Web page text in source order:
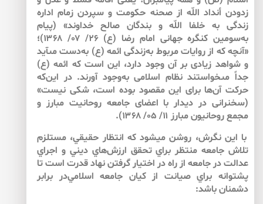
زدودن أنداد اللّه‏ از صحنه ‏حكومت و سپردن زمام اداره
‏زندگى به ‌خلفا اللّه و بندگان صالح خداوند» (پيام
به‌سومين كنگره جهانى امام رضا (ع) ۲۶/ ۰۷/ ۱۳۶۸)؛
«آنچه كه از روايات مربوط به‌زندگى ائمه (ع) به‌‏دست مى‏آيد
و شواهد زيادى بر آن وجود دارد، اين است كه ائمه (ع)
جداً مى‏خواستند نظام اسلامى به‌وجود آورند. در اين‌كه
حركت آن‌ها براى اين مقصود بوده است، شكى نيست»
(سخنرانى در ديدار با اعضاى جامعه ‏روحانيت مبارز و
مجمع روحانيون مبارز ۱۱/ ۰۵/ ۱۳۶۸).
با اين نگرش، روشن مي‏شود كه انتظار حقيقي، مستلزم
تلاش جامعه منتظر براي تحقق ارزش‌هاي ديني و اجراي
عدالت در جامعه از راه در اختيار گرفتن نهاد قدرت است تا
پشتوانه‏ براي صيانت از كيان جامعه اسلامي‌در برابر
دشمنان باشد: